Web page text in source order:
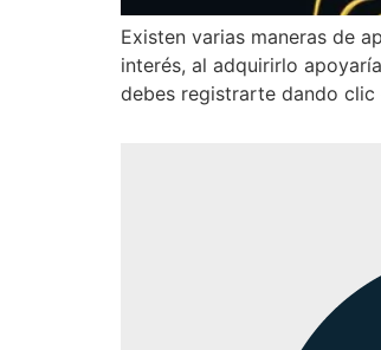
Existen varias maneras de
interés, al adquirirlo
debes registrarte dando